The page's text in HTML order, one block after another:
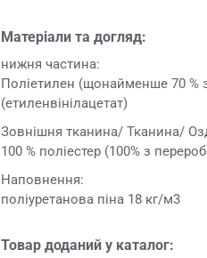
Матеріали та догляд:
нижня частина:
Поліетилен (щонайменше 70 %
(етиленвінілацетат)
Зовнішня тканина/ Тканина/
100 % поліестер (100% з
Наповнення:
поліуретанова піна 18 кг/м3
Товар доданий у каталог: